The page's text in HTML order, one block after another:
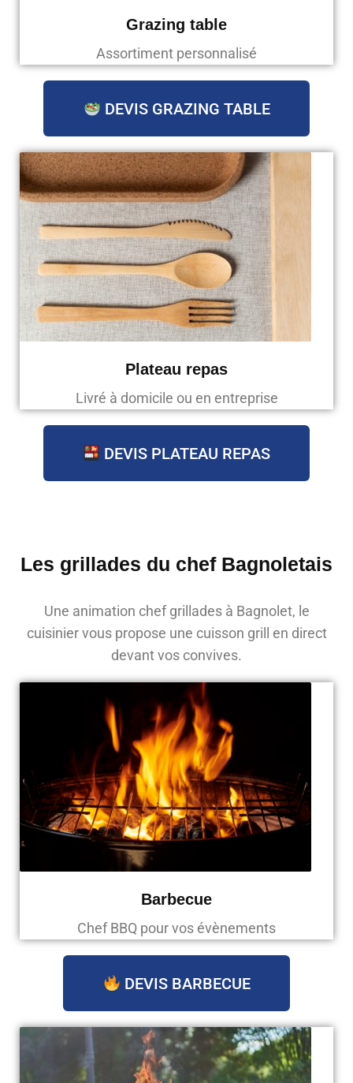
Grazing table
Assortiment personnalisé
DEVIS GRAZING TABLE
Plateau repas
Livré à domicile ou en entreprise
DEVIS PLATEAU REPAS
Les grillades du chef Bagnoletais
Une animation chef grillades à Bagnolet, le
cuisinier vous propose une cuisson grill en direct
devant vos convives.
Barbecue
Chef BBQ pour vos évènements
DEVIS BARBECUE